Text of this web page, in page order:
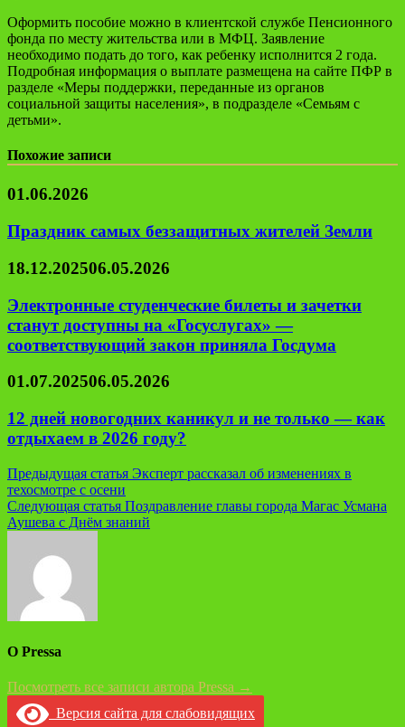
Оформить пособие можно в клиентской службе Пенсионного
фонда по месту жительства или в МФЦ. Заявление
необходимо подать до того, как ребенку исполнится 2 года.
Подробная информация о выплате размещена на сайте ПФР в
разделе «Меры поддержки, переданные из органов
социальной защиты населения», в подразделе «Семьям с
детьми».
Похожие записи
01.06.2026
Праздник самых беззащитных жителей Земли
18.12.202506.05.2026
Электронные студенческие билеты и зачетки
станут доступны на «Госуслугах» —
соответствующий закон приняла Госдума
01.07.202506.05.2026
12 дней новогодних каникул и не только — как
отдыхаем в 2026 году?
Навигация
по
записям
Предыдущая статья Эксперт рассказал об изменениях в
техосмотре с осени
Следующая статья Поздравление главы города Магас Усмана
Аушева с Днём знаний
О Pressa
Посмотреть все записи автора Pressa →
Версия сайта для слабовидящих